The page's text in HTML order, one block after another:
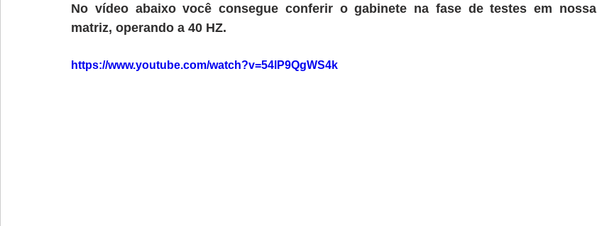
No vídeo abaixo você consegue conferir o gabinete na fase de testes em nossa
matriz, operando a 40 HZ.
https://www.youtube.com/watch?v=54lP9QgWS4k